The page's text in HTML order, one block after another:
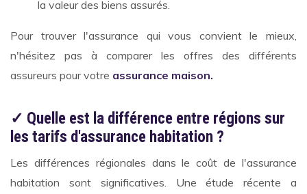
la valeur des biens assurés.
Pour trouver l'assurance qui vous convient le mieux,
n'hésitez pas à comparer les offres des différents
assureurs pour votre assurance maison.
✓ Quelle est la différence entre régions sur
les tarifs d'assurance habitation ?
Les différences régionales dans le coût de l'assurance
habitation sont significatives. Une étude récente a